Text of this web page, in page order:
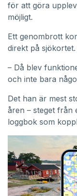
för att göra
möjligt.
Ett genombrott
direkt på sjökortet.
– Då blev
och inte bara
Det han är mest
åren – steget från
loggbok som